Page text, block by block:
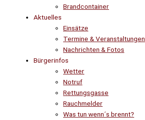
Brandcontainer
Aktuelles
Einsätze
Termine & Veranstaltungen
Nachrichten & Fotos
Bürgerinfos
Wetter
Notruf
Rettungsgasse
Rauchmelder
Was tun wenn´s brennt?